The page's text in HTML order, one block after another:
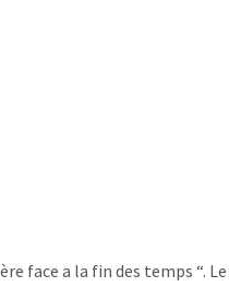
face a la fin des temps “.